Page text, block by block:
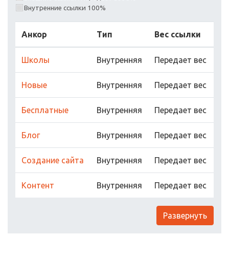
Внутренние ссылки 100%
Анкор Тип Вес ссылки
Школы Внутренняя Передает вес
Новые Внутренняя Передает вес
Бесплатные Внутренняя Передает вес
Блог Внутренняя Передает вес
Создание сайта Внутренняя Передает вес
Контент Внутренняя Передает вес
Развернуть